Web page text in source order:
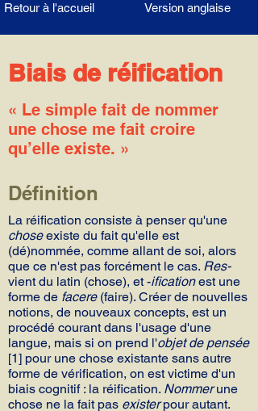
Retour à l'accueil Version anglaise
Biais de réification
« Le simple fait de nommer
une chose me fait croire
qu’elle existe. »
Définition
La réification consiste à penser qu'une
choseexiste du fait qu'elle est
(dé)nommée, comme allant de soi, alors
que ce n'est pas forcément le cas. Res-
vient du latin (chose), et -ificationest une
forme de facere (faire). Créer de nouvelles
notions, de nouveaux concepts, est un
procédé courant dans l'usage d'une
langue, mais si on prend l'objet de pensée
[1] pour une chose existante sans autre
forme de vérification, on est victime d'un
biais cognitif : la réification. Nommerune
chose ne la fait pas existerpour autant.